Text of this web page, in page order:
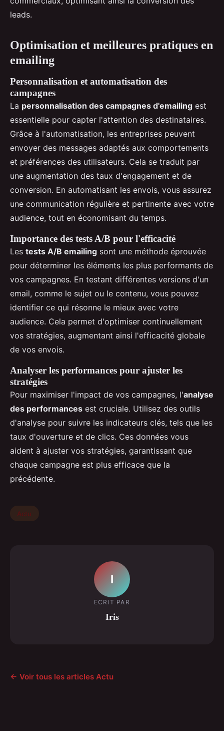
leads.
Optimisation et meilleures pratiques en
emailing
Personnalisation et automatisation des
campagnes
La personnalisation des campagnes d'emailing est
essentielle pour capter l'attention des destinataires.
Grâce à l'automatisation, les entreprises peuvent
envoyer des messages adaptés aux comportements
et préférences des utilisateurs. Cela se traduit par
une augmentation des taux d'engagement et de
conversion. En automatisant les envois, vous assurez
une communication régulière et pertinente avec votre
audience, tout en économisant du temps.
Importance des tests A/B pour l'efficacité
Les tests A/B emailing sont une méthode éprouvée
pour déterminer les éléments les plus performants de
vos campagnes. En testant différentes versions d'un
email, comme le sujet ou le contenu, vous pouvez
identifier ce qui résonne le mieux avec votre
audience. Cela permet d'optimiser continuellement
vos stratégies, augmentant ainsi l'efficacité globale
de vos envois.
Analyser les performances pour ajuster les
stratégies
Pour maximiser l'impact de vos campagnes, l'analyse
des performances est cruciale. Utilisez des outils
d'analyse pour suivre les indicateurs clés, tels que les
taux d'ouverture et de clics. Ces données vous
aident à ajuster vos stratégies, garantissant que
chaque campagne est plus efficace que la
précédente.
Actu
I
ECRIT PAR
Iris
← Voir tous les articles Actu